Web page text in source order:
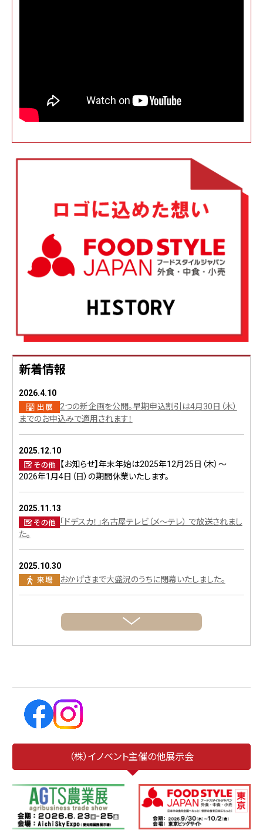
新着情報
2026.4.10
2つの新企画を公開。早期申込割引は4月30日（木）
までのお申込みで適用されます！
2025.12.10
【お知らせ】年末年始は2025年12月25日（木）～
2026年1月4日（日）の期間休業いたします。
2025.11.13
「ドデスカ！」名古屋テレビ（メ～テレ） で放送されまし
た。
2025.10.30
おかげさまで大盛況のうちに閉幕いたしました。
（株）イノベント主催の他展示会